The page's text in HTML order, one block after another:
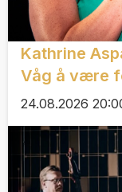
Kathrine
Våg å være
24.08.2026